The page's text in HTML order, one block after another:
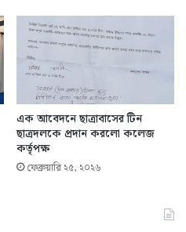
এক আবেদনে ছাত্রাবাসের টিন
ছাত্রদলকে প্রদান করলো কলেজ
কর্তৃপক্ষ
ফেব্রুয়ারি ২৫, ২০২৬